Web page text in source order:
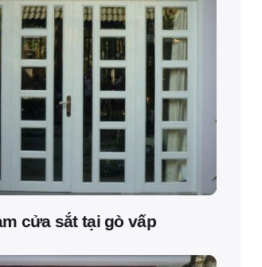
cửa sắt tại gò vấp